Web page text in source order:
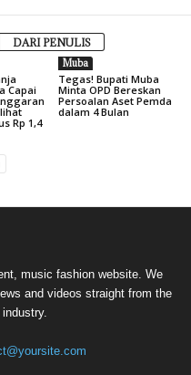
DARI PENULIS
Capai
Rp 1,4
Muba
Tegas! Bupati Muba
Minta OPD Bereskan
Persoalan Aset Pemda
dalam 4 Bulan
music fashion website. We
and videos straight from the